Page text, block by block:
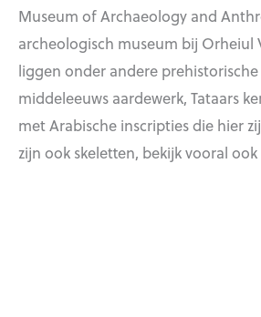
Museum of Archaeology and
archeologisch museum bij Orheiul
liggen onder andere
middeleeuws aardewerk, Tataars
met Arabische inscripties die hier
zijn ook skeletten, bekijk vooral ook